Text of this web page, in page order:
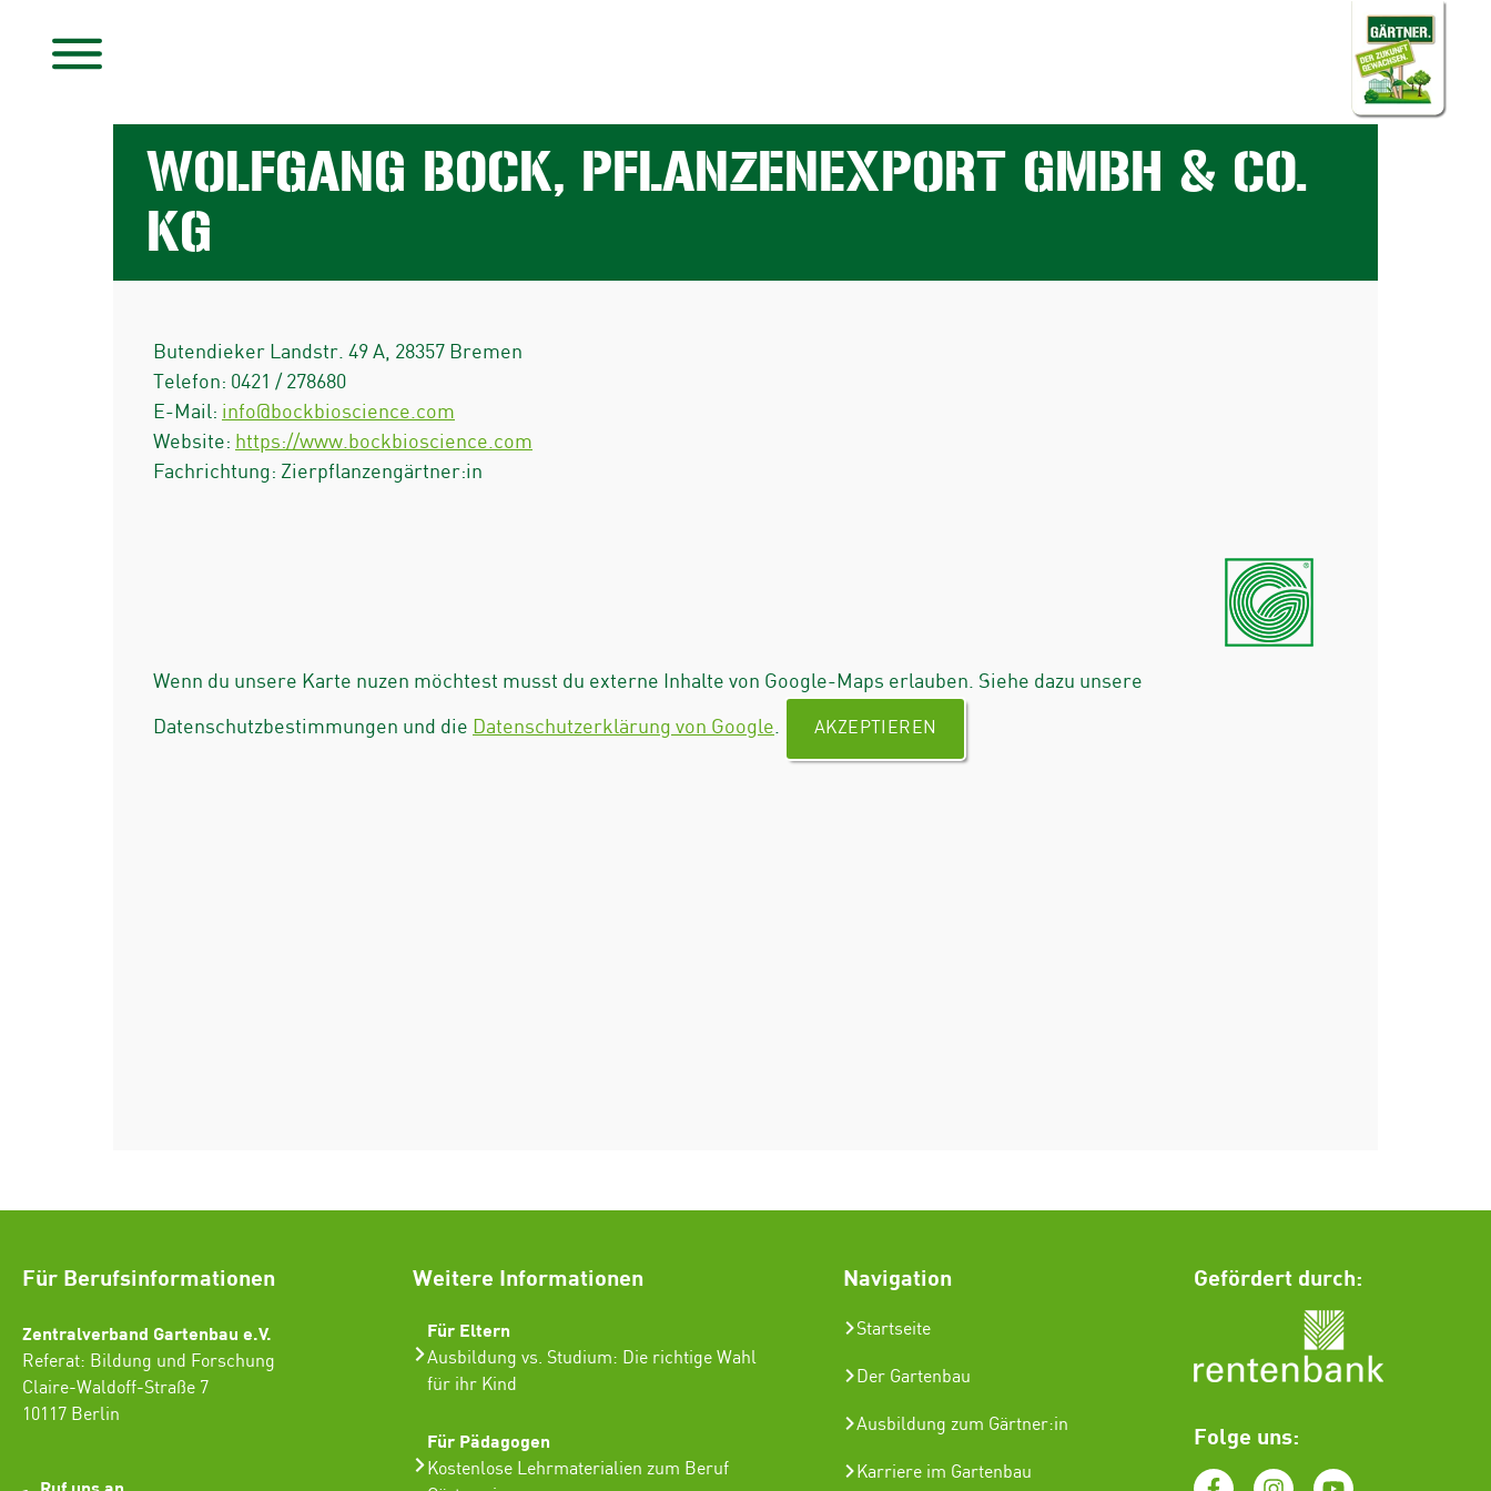
WOLFGANG BOCK, PFLANZENEXPORT GMBH & CO.
KG
Butendieker Landstr. 49 A 28357 Bremen
Telefon: 0421 / 278680
E-Mail: info@bockbioscience.com
Website: https://www.bockbioscience.com
Fachrichtung: Zierpflanzengärtner:in
Wenn du unsere Karte nuzen möchtest musst du externe Inhalte von Google-Maps erlauben. Siehe dazu unsere
Datenschutzbestimmungen und die Datenschutzerklärung von Google AKZEPTIEREN
Für Berufsinformationen
Zentralverband Gartenbau e.V.
Referat: Bildung und Forschung
Claire-Waldoff-Straße 7
10117 Berlin
Weitere Informationen
Für Eltern
Ausbildung vs. Studium: Die richtige Wahl
für ihr Kind
Für Pädagogen
Kostenlose Lehrmaterialien zum Beruf
Navigation
Startseite
Der Gartenbau
Ausbildung zum Gärtner:in
Karriere im Gartenbau
Gefördert durch:
Folge uns: